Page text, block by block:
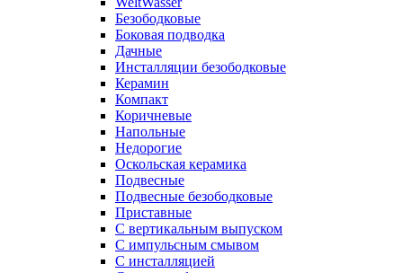
Безободковые
Боковая подводка
Дачные
Инсталляции безободковые
Керамин
Компакт
Коричневые
Напольные
Недорогие
Оскольская керамика
Подвесные
Подвесные безободковые
Приставные
С вертикальным выпуском
С импульсным смывом
С инсталляцией